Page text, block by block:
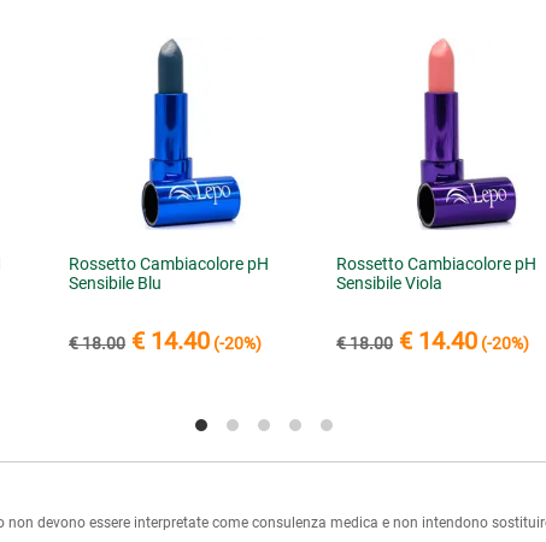
Rossetto Cambiacolore pH
Sensibile Blu
€ 18.00 € 14.40 (-20%)
Rossetto Cambiacolore pH
Sensibile Viola
€ 18.00 € 14.40 (-20%)
devono essere interpretate come consulenza medica e non intendono